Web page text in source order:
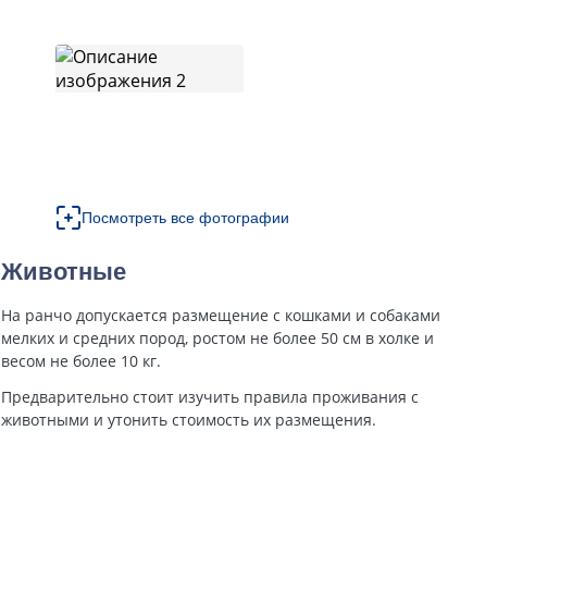
Посмотреть все фотографии
Животные
На ранчо допускается размещение с кошками и собаками
мелких и средних пород, ростом не более 50 см в холке и
весом не более 10 кг.
Предварительно стоит изучить правила проживания с
животными и утонить стоимость их размещения.